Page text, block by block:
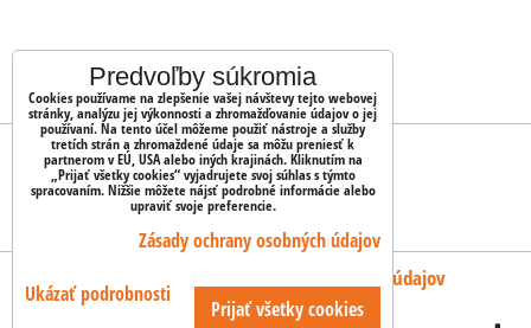
OBJEDNÁVKY
Stav objednávky
Zásady ochrany osobných údajov
Predvoľby súkromia
Cookies používame na zlepšenie vašej návštevy tejto webovej
stránky, analýzu jej výkonnosti a zhromažďovanie údajov o jej
používaní. Na tento účel môžeme použiť nástroje a služby
tretích strán a zhromaždené údaje sa môžu preniesť k
partnerom v EÚ, USA alebo iných krajinách. Kliknutím na
„Prijať všetky cookies“ vyjadrujete svoj súhlas s týmto
spracovaním. Nižšie môžete nájsť podrobné informácie alebo
upraviť svoje preferencie.
Zásady ochrany osobných údajov
Ukázať podrobnosti
Prijať všetky cookies